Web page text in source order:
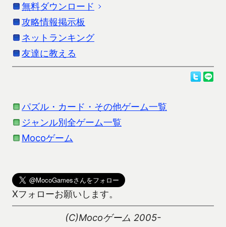
「モバイルおいちょかぶ」の詳細説明です。更新
情報はストアの情報を参考にしてください。
合計数字の1の位が9に近いほど強いあの「おいちょ
かぶ」です。
ります（オプション設定可能）。
札は花札と株札を選択可能です。勝ちやすいように
このアプリ1本で、おいちょかぶはとことん楽しめる
と思います！
無料ダウンロード
お使いの端末に応じたダウンロードを行ってくだ
さい。
Androidをお使いの方
ダウンロードは、Google Playよりお願いします。
Kindle Fireおよびガラホをお使いの方でアプリをダ
法及び注意事項)
Kindle Fire/ガラホ向けダウンロード
iPhoneをお使いの方
攻略情報掲示板
ネットランキング
友達に教える
パズル・カード・その他ゲーム一覧
ジャンル別全ゲーム一覧
Mocoゲーム
Xフォローお願いします。
(C)Mocoゲーム 2005-